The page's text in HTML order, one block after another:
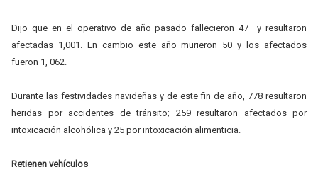
Dijo que en el operativo de año pasado fallecieron 47 y resultaron
afectadas 1,001. En cambio este año murieron 50 y los afectados
fueron 1, 062.
Durante las festividades navideñas y de este fin de año, 778 resultaron
heridas por accidentes de tránsito; 259 resultaron afectados por
intoxicación alcohólica y 25 por intoxicación alimenticia.
Retienen vehículos